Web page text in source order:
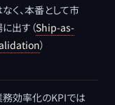
く、本番として市
出す（Ship-as-
）
務効率化のKPIでは